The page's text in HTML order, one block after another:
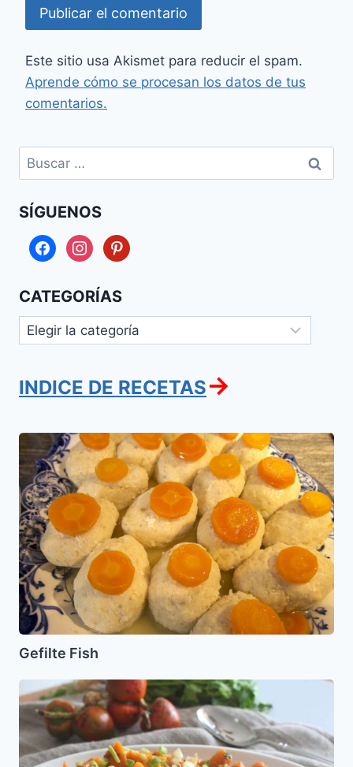
Este sitio usa Akismet para reducir el spam.
Aprende cómo se procesan los datos de tus
comentarios.
Buscar:
SÍGUENOS
facebookinstagrampinterest
CATEGORÍAS
Categorías
INDICE DE RECETAS→
Gefilte
Fish
Gefilte Fish
Ceviche
de
Chontaduro
(Pejibaye)